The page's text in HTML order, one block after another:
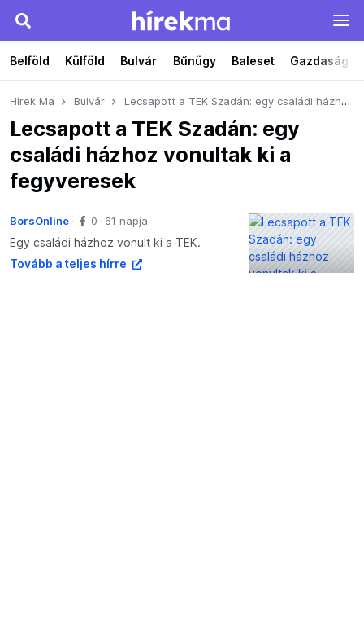
Belföld Külföld Bulvár Bűnügy Baleset Gazdaság
Hírek Ma Bulvár Lecsapott a TEK Szadán: egy családi házhoz vonultak ki a fegyveresek
Lecsapott a TEK Szadán: egy
családi házhoz vonultak ki a
fegyveresek
BorsOnline 0 61 napja
Egy családi házhoz vonult ki a TEK.
Tovább a teljes hírre